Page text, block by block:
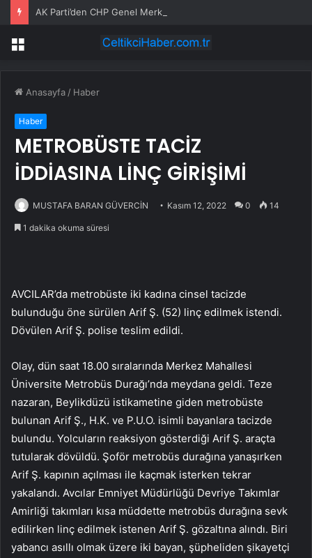
Menü
Anasayfa / Haber
Haber
METROBÜSTE TACİZ
İDDİASINA LİNÇ GİRİŞİMİ
MUSTAFA BARAN GÜVERCİN Kasım 12, 2022 0 14
1 dakika okuma süresi
AVCILAR’da metrobüste iki kadına cinsel tacizde
bulunduğu öne sürülen Arif Ş. (52) linç edilmek istendi.
Dövülen Arif Ş. polise teslim edildi.
Olay, dün saat 18.00 sıralarında Merkez Mahallesi
Üniversite Metrobüs Durağı’nda meydana geldi. Teze
nazaran, Beylikdüzü istikametine giden metrobüste
bulunan Arif Ş., H.K. ve P.U.O. isimli bayanlara tacizde
bulundu. Yolcuların reaksiyon gösterdiği Arif Ş. araçta
tutularak dövüldü. Şoför metrobüs durağına yanaşırken
Arif Ş. kapının açılması ile kaçmak isterken tekrar
yakalandı. Avcılar Emniyet Müdürlüğü Devriye Takımlar
Amirliği takımları kısa müddette metrobüs durağına sevk
edilirken linç edilmek istenen Arif Ş. gözaltına alındı. Biri
yabancı asıllı olmak üzere iki bayan, şüpheliden şikayetçi